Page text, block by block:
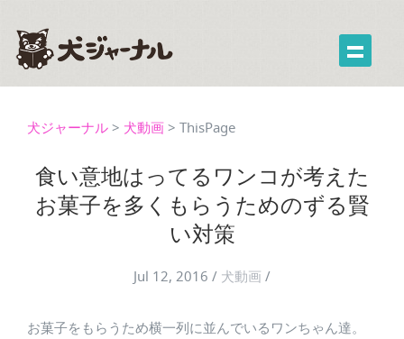
犬ジャーナル > 犬動画 > ThisPage
食い意地はってるワンコが考えた
お菓子を多くもらうためのずる賢
い対策
Jul 12, 2016 / 犬動画 /
お菓子をもらうため横一列に並んでいるワンちゃん達。